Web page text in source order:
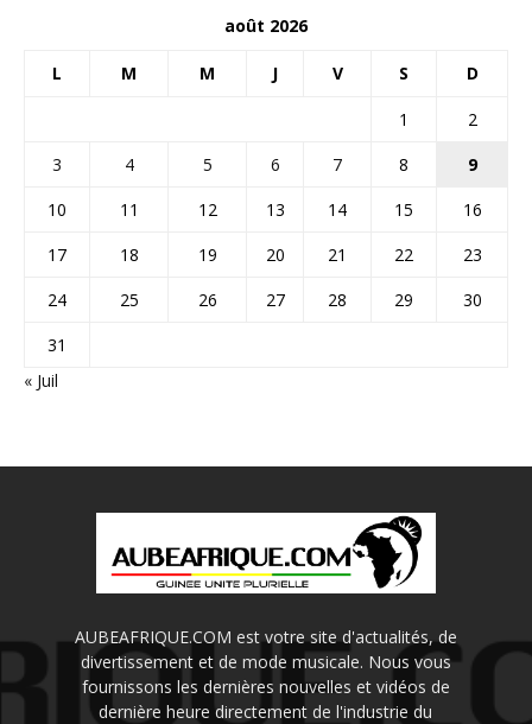
août 2026
L M M J V S D
1
2
3
4 5 6 7 8
9
10
11 12 13 14 15
16
17
18 19 20 21 22
23
24
25 26 27 28 29
30
31
« Juil
AUBEAFRIQUE.COM est votre site d'actualités, de
divertissement et de mode musicale. Nous vous
fournissons les dernières nouvelles et vidéos de
dernière heure directement de l'industrie du